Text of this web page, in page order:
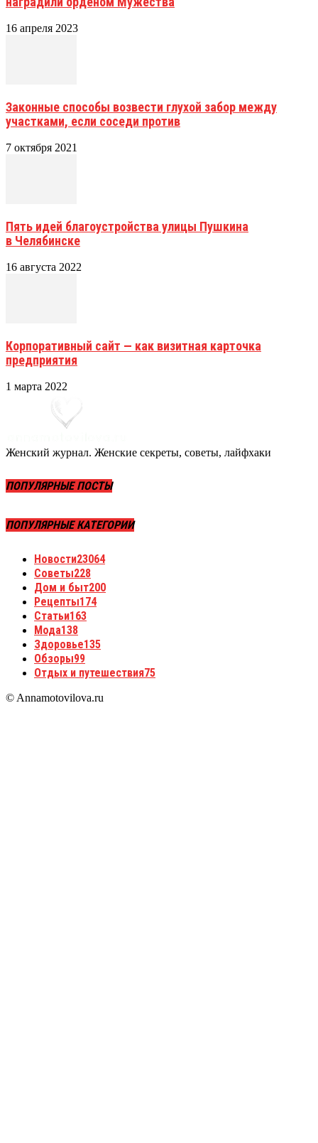
16 апреля 2023
Законные способы возвести глухой забор между
участками, если соседи против
7 октября 2021
Пять идей благоустройства улицы Пушкина
в Челябинске
16 августа 2022
Корпоративный сайт — как визитная карточка
предприятия
1 марта 2022
Женский журнал. Женские секреты, советы, лайфхаки
ПОПУЛЯРНЫЕ ПОСТЫ
ПОПУЛЯРНЫЕ КАТЕГОРИИ
Новости23064
Советы228
Дом и быт200
Рецепты174
Статьи163
Мода138
Здоровье135
Обзоры99
Отдых и путешествия75
© Annamotovilova.ru